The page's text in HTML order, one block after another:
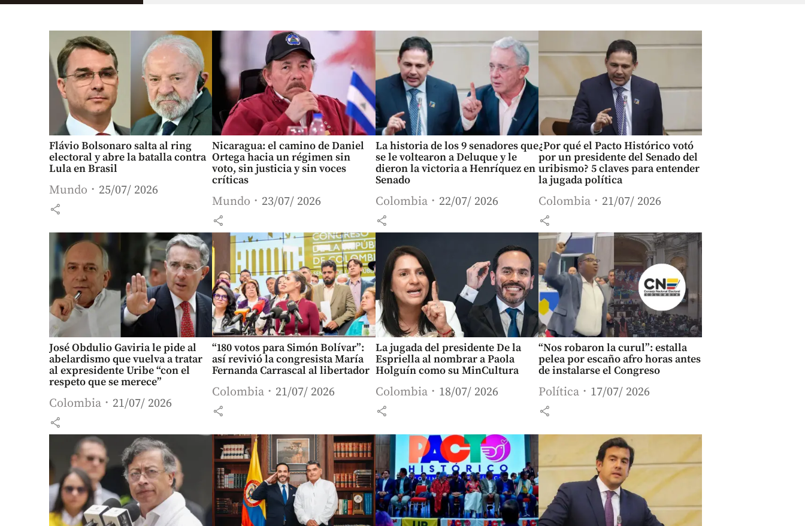
Flávio Bolsonaro salta al ring
electoral y abre la batalla contra
Lula en Brasil
Mundo 25/07/ 2026
share
Nicaragua: el camino de Daniel
Ortega hacia un régimen sin
voto, sin justicia y sin voces
críticas
Mundo 23/07/ 2026
share
La historia de los 9 senadores que
se le voltearon a Deluque y le
dieron la victoria a Henríquez en
Senado
Colombia 22/07/ 2026
share
¿Por qué el Pacto Histórico votó
por un presidente del Senado del
uribismo? 5 claves para entender
la jugada política
Colombia 21/07/ 2026
share
José Obdulio Gaviria le pide al
abelardismo que vuelva a tratar
al expresidente Uribe “con el
respeto que se merece”
Colombia 21/07/ 2026
share
“180 votos para Simón Bolívar”:
así revivió la congresista María
Fernanda Carrascal al libertador
Colombia 21/07/ 2026
share
La jugada del presidente De la
Espriella al nombrar a Paola
Holguín como su MinCultura
Colombia 18/07/ 2026
share
“Nos robaron la curul”: estalla
pelea por escaño afro horas antes
de instalarse el Congreso
Política 17/07/ 2026
share